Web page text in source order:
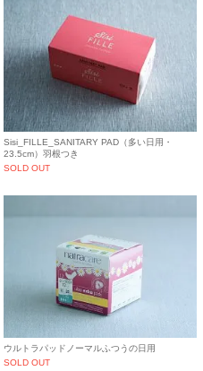
Sisi_FILLE_SANITARY PAD（多い日用・
23.5cm）羽根つき
SOLD OUT
ウルトラパッドノーマルふつうの日用
SOLD OUT